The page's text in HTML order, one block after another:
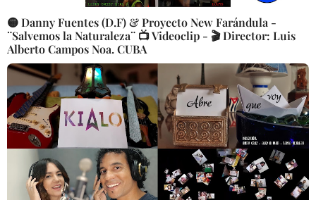
🟡 Danny Fuentes (D.F) & Proyecto New Farándula -
¨Salvemos la Naturaleza¨ 📺 Videoclip - 🎬 Director: Luis
Alberto Campos Noa. CUBA